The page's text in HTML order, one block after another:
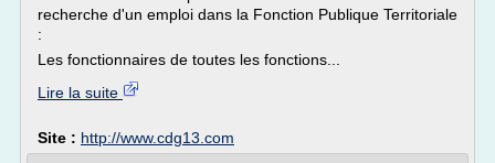
recherche d'un emploi dans la Fonction Publique Territoriale
:
Les fonctionnaires de toutes les fonctions...
Lire la suite
Site : http://www.cdg13.com